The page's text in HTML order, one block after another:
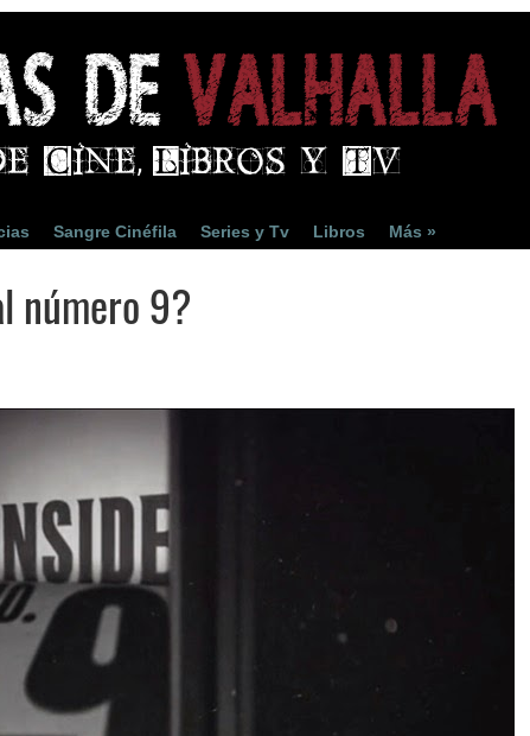
Sangre Cinéfila Series y Tv Libros Más »
número 9?